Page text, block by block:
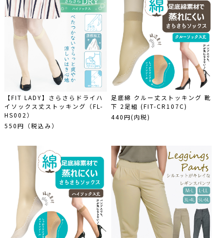
【FIT LADY】さらさらドライハ
イソックス丈ストッキング（FL-
HS002）
550円（税込み）
足底綿 クルー丈ストッキング 靴
下 2足組 (FIT-CR107C)
440円(内税)